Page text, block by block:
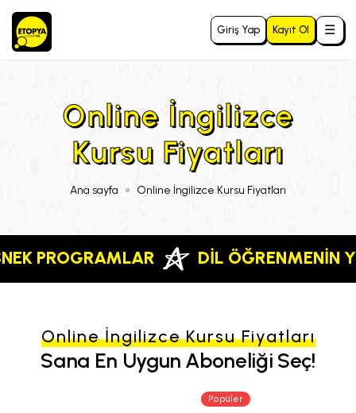
Giriş Yap Kayıt Ol ☰
Online İngilizce
Kursu Fiyatları
Ana sayfa Online İngilizce Kursu Fiyatları
PROGRAMLAR DIL ÖĞRENMENIN
Online İngilizce Kursu Fiyatları
Sana En Uygun Aboneliği Seç!
Popüler